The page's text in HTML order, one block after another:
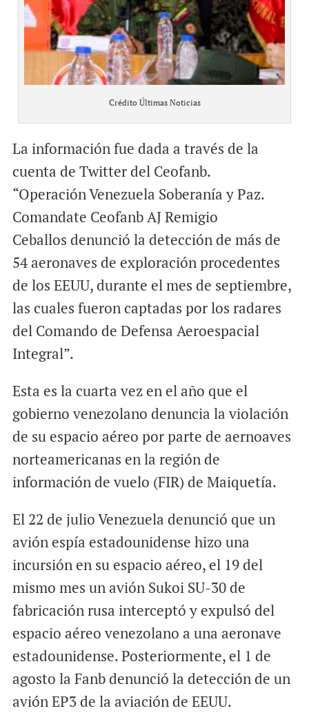
Crédito Últimas Noticias
La información fue dada a través de la
cuenta de Twitter del Ceofanb.
“Operación Venezuela Soberanía y Paz.
Comandate Ceofanb AJ Remigio
Ceballos denunció la detección de más de
54 aeronaves de exploración procedentes
de los EEUU, durante el mes de septiembre,
las cuales fueron captadas por los radares
del Comando de Defensa Aeroespacial
Integral”.
Esta es la cuarta vez en el año que el
gobierno venezolano denuncia la violación
de su espacio aéreo por parte de aernoaves
norteamericanas en la región de
información de vuelo (FIR) de Maiquetía.
El 22 de julio Venezuela denunció que un
avión espía estadounidense hizo una
incursión en su espacio aéreo, el 19 del
mismo mes un avión Sukoi SU-30 de
fabricación rusa interceptó y expulsó del
espacio aéreo venezolano a una aeronave
estadounidense. Posteriormente, el 1 de
agosto la Fanb denunció la detección de un
avión EP3 de la aviación de EEUU.